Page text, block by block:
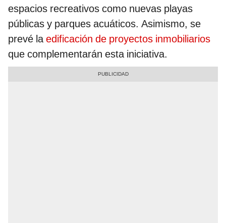
espacios recreativos como nuevas playas
públicas y parques acuáticos. Asimismo, se
prevé laedificación de proyectos inmobiliarios
que complementarán esta iniciativa.